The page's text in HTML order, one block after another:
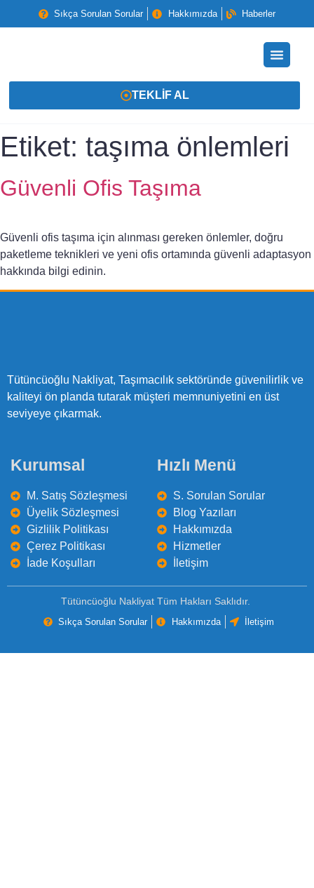
Sıkça Sorulan Sorular Hakkımızda Haberler
TEKLIF AL
Etiket: taşıma önlemleri
Güvenli Ofis Taşıma
Güvenli ofis taşıma için alınması gereken önlemler, doğru
paketleme teknikleri ve yeni ofis ortamında güvenli adaptasyon
hakkında bilgi edinin.
Tütüncüoğlu Nakliyat, Taşımacılık sektöründe güvenilirlik ve
kaliteyi ön planda tutarak müşteri memnuniyetini en üst
seviyeye çıkarmak.
Kurumsal
M. Satış Sözleşmesi
Üyelik Sözleşmesi
Gizlilik Politikası
Çerez Politikası
İade Koşulları
Hızlı Menü
S. Sorulan Sorular
Blog Yazıları
Hakkımızda
Hizmetler
İletişim
Tütüncüoğlu Nakliyat Tüm Hakları Saklıdır.
Sıkça Sorulan Sorular Hakkımızda İletişim